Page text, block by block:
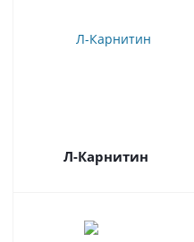
Л-Карнитин